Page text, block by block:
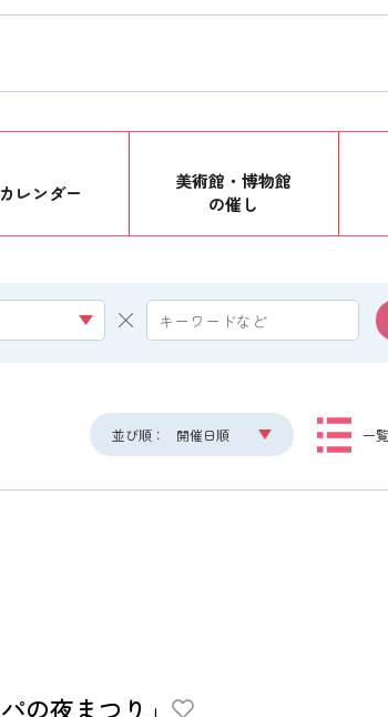
レンダー
美術館・博物館
の催し
並び順： 開催日順 一
の夜まつり」